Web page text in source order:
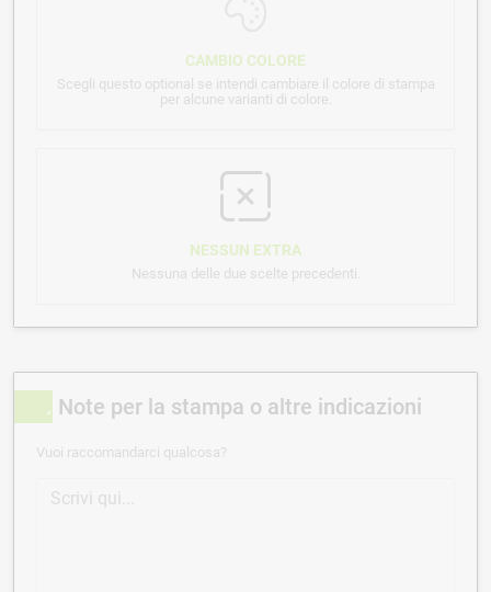
CAMBIO COLORE
Scegli questo optional se intendi cambiare il colore di stampa
per alcune varianti di colore.
NESSUN EXTRA
Nessuna delle due scelte precedenti.
Note per la stampa o altre indicazioni
Vuoi raccomandarci qualcosa?